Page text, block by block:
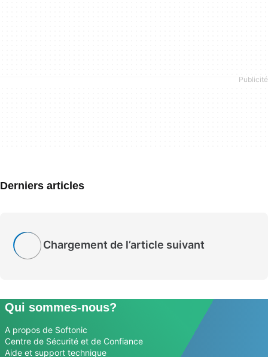
Derniers articles
Chargement de l’article suivant
Qui sommes-nous?
A propos de Softonic
Centre de Sécurité et de Confiance
Aide et support technique